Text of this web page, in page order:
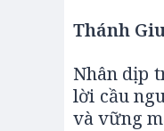
Thánh
Nhân dịp
lời cầu
và vững